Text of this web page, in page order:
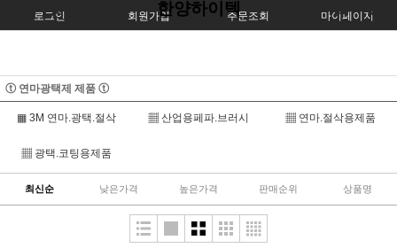
로그인 회원가입 주문조회 마이페이지
한양하이텍
ⓣ 연마광택제 제품 ⓣ
▦ 3M 연마.광택.절삭 ▦ 산업용페파.브러시 ▦ 연마.절삭용제품
▦ 광택.코팅용제품
최신순 낮은가격 높은가격 판매순위 상품명